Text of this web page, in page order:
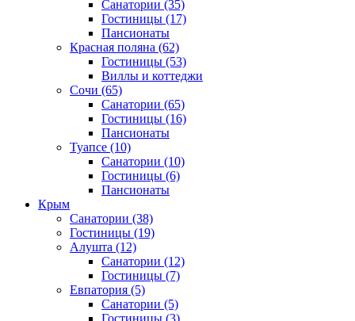
Санатории (35)
Гостиницы (17)
Пансионаты
Красная поляна (62)
Гостиницы (53)
Виллы и коттеджи
Сочи (65)
Санатории (65)
Гостиницы (16)
Пансионаты
Туапсе (10)
Санатории (10)
Гостиницы (6)
Пансионаты
Крым
Санатории (38)
Гостиницы (19)
Алушта (12)
Санатории (12)
Гостиницы (7)
Евпатория (5)
Санатории (5)
Гостиницы (3)